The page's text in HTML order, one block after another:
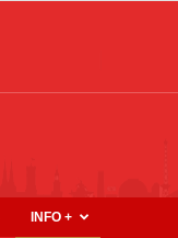
INFO +